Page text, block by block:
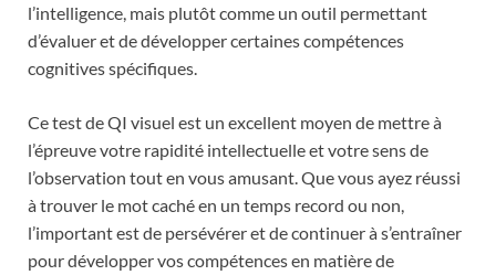
l’intelligence, mais plutôt comme un outil permettant
d’évaluer et de développer certaines compétences
cognitives spécifiques.
Ce test de QI visuel est un excellent moyen de mettre à
l’épreuve votre rapidité intellectuelle et votre sens de
l’observation tout en vous amusant. Que vous ayez réussi
à trouver le mot caché en un temps record ou non,
l’important est de persévérer et de continuer à s’entraîner
pour développer vos compétences en matière de